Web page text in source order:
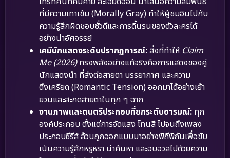
ที่มีความเทาเข้ม (Morally Gray) ทำให้ผู้ชมอินไปกับ
ความรู้สึกผิดชอบชั่วดีและการดิ้นรนของตัวละครได้
อย่างน่าอัศจรรย์
เคมีนักแสดงระดับปรากฏการณ์:สิ่งที่ทำให้ Claim
Me (2026)ทรงพลังอย่างแท้จริงคือการแสดงของคู่
นักแสดงนำ ที่ส่งต่อสายตา บรรยากาศ และความ
ตึงเครียด (Romantic Tension) ออกมาได้อย่างเย้า
ยวนและสะกดสายตาในทุก ๆ ฉาก
งานภาพและดนตรีประกอบที่ยกระดับอารมณ์: ทุก
องค์ประกอบ ตั้งแต่การจัดแสง โทนสี ไปจนถึงเพลง
ประกอบซีรีส์ ล้วนถูกออกแบบมาอย่างพิถีพิถันเพื่อขับ
เน้นความรู้สึกหรูหรา น่าค้นหา และอบอวลไปด้วยความ